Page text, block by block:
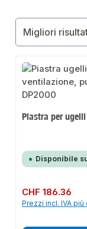
Piastra per
Disponibile
Prezzo normale:
CHF 186.36
Prezzi incl. IVA